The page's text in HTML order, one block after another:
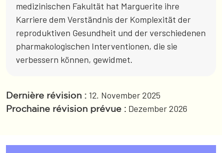
medizinischen Fakultät hat Marguerite ihre
Karriere dem Verständnis der Komplexität der
reproduktiven Gesundheit und der verschiedenen
pharmakologischen Interventionen, die sie
verbessern können, gewidmet.
Dernière révision : 12. November 2025
Prochaine révision prévue : Dezember 2026